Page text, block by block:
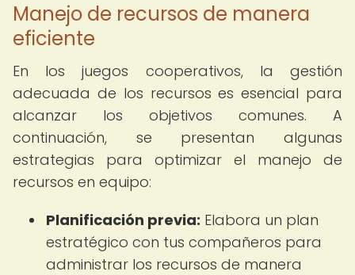
Manejo de recursos de manera
eficiente
En los juegos cooperativos, la gestión
adecuada de los recursos es esencial para
alcanzar los objetivos comunes. A
continuación, se presentan algunas
estrategias para optimizar el manejo de
recursos en equipo:
Planificación previa: Elabora un plan
estratégico con tus compañeros para
administrar los recursos de manera